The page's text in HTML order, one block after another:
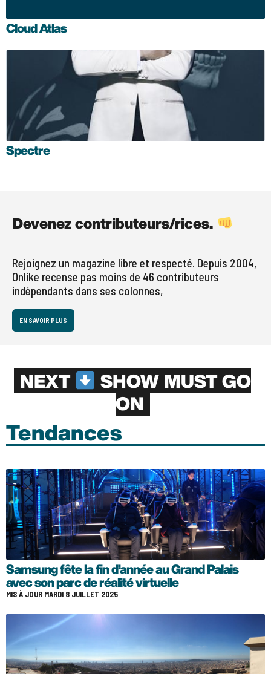
Cloud Atlas
Spectre
Devenez contributeurs/rices.
Rejoignez un magazine libre et respecté. Depuis 2004,
Onlike recense pas moins de 46 contributeurs
indépendants dans ses colonnes,
EN SAVOIR PLUS
NEXT
SHOW MUST GO
ON
Tendances
Samsung fête la fin d’année au Grand Palais
avec son parc de réalité virtuelle
MIS À JOUR MARDI 8 JUILLET 2025